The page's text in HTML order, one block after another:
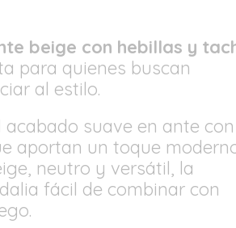
beige con hebillas y
para quienes buscan
al estilo.
suave en ante con
aportan un toque
neutro y versátil, la
fácil de combinar con